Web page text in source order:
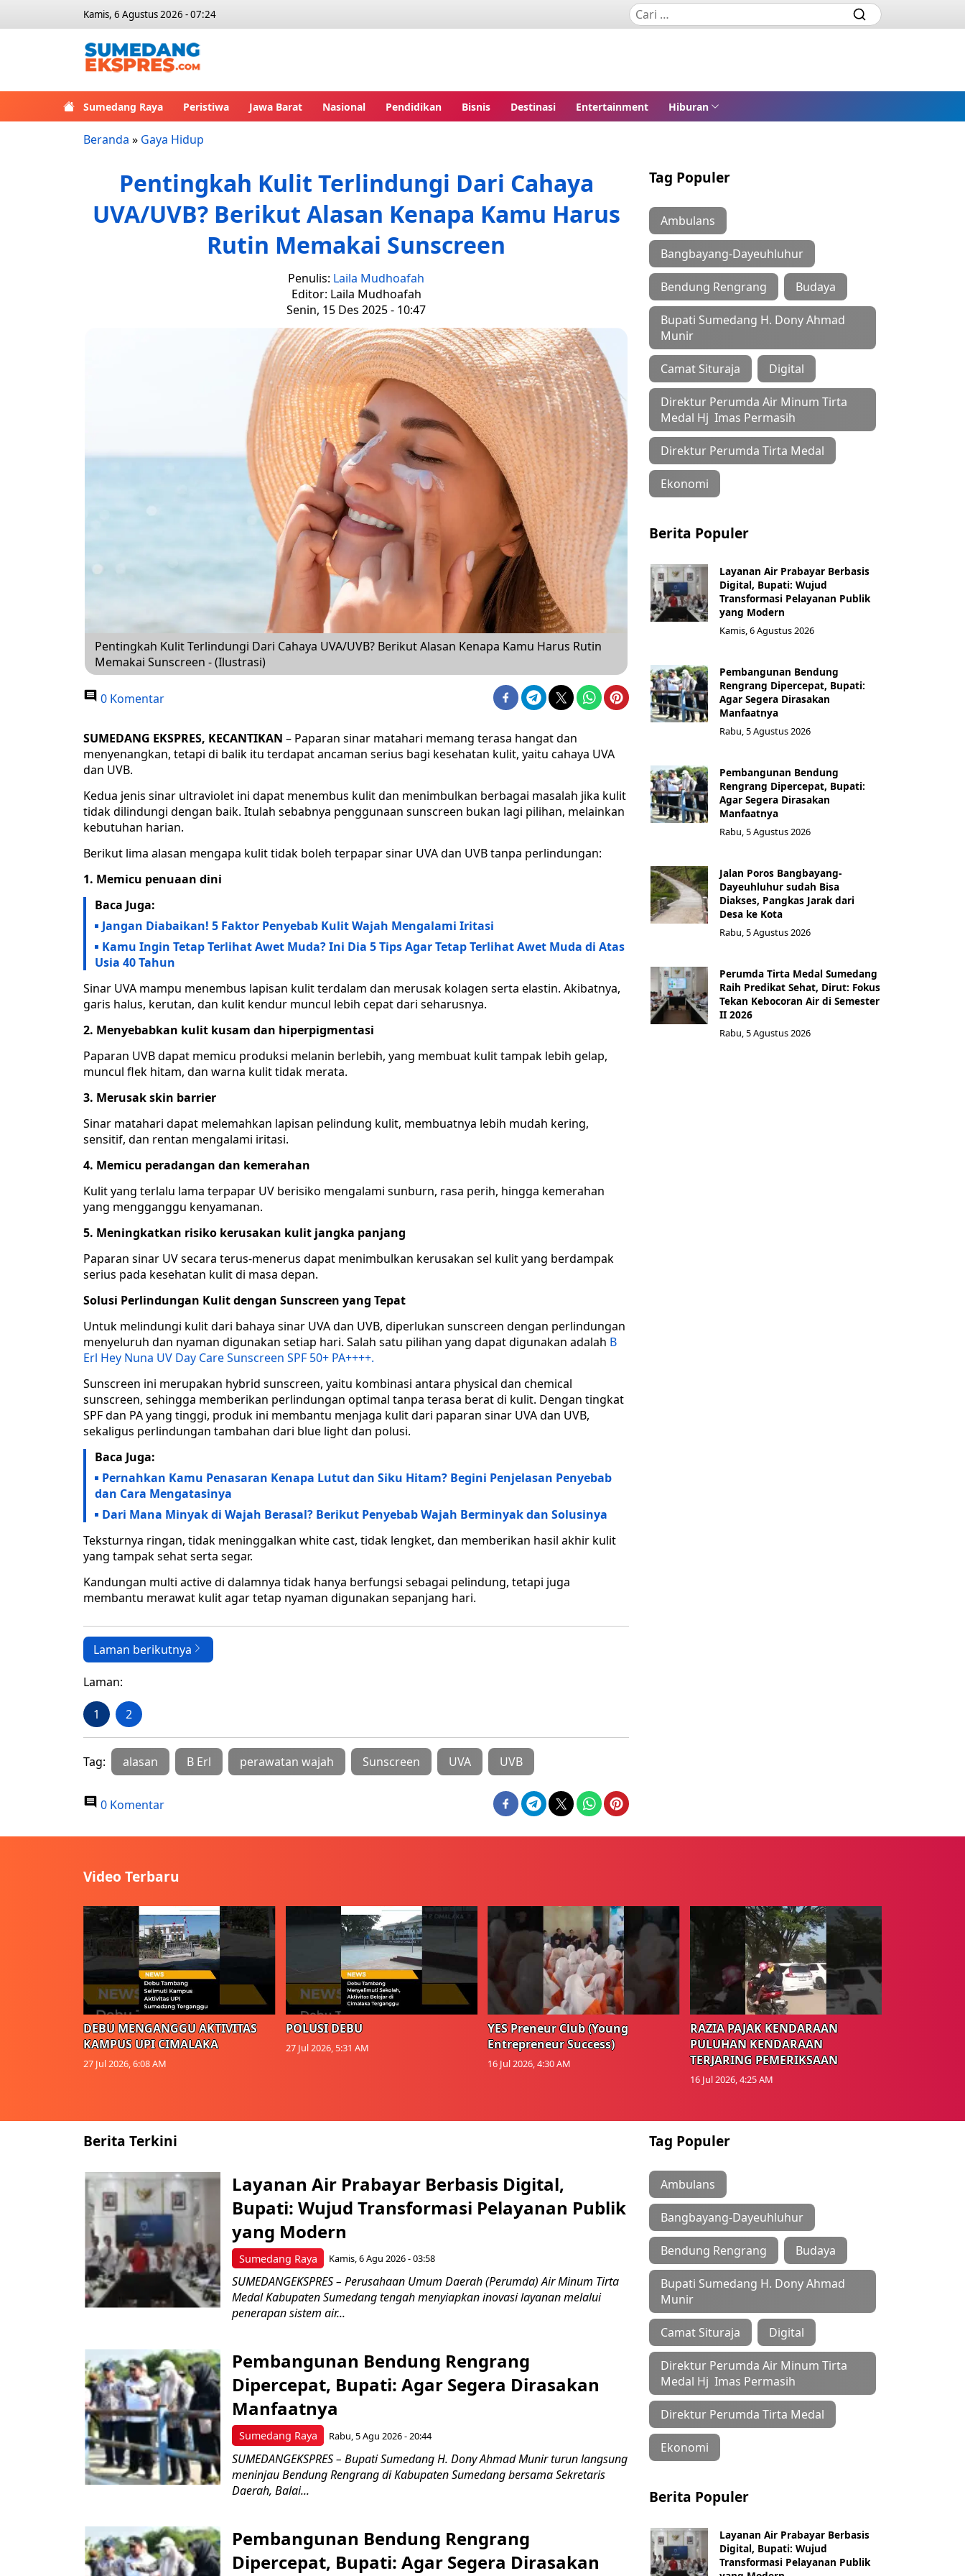
Kamis, 6 Agustus 2026 - 07:24
Sumedang Raya Peristiwa Jawa Barat Nasional Pendidikan Bisnis Destinasi Entertainment Hiburan
Beranda » Gaya Hidup
Pentingkah Kulit Terlindungi Dari Cahaya
UVA/UVB? Berikut Alasan Kenapa Kamu Harus
Rutin Memakai Sunscreen
Penulis: Laila Mudhoafah
Editor: Laila Mudhoafah
Senin, 15 Des 2025 - 10:47
Pentingkah Kulit Terlindungi Dari Cahaya UVA/UVB? Berikut Alasan Kenapa Kamu Harus Rutin
Memakai Sunscreen - (Ilustrasi)
0 Komentar
SUMEDANG EKSPRES, KECANTIKAN – Paparan sinar matahari memang terasa hangat dan
menyenangkan, tetapi di balik itu terdapat ancaman serius bagi kesehatan kulit, yaitu cahaya UVA
dan UVB.
Kedua jenis sinar ultraviolet ini dapat menembus kulit dan menimbulkan berbagai masalah jika kulit
tidak dilindungi dengan baik. Itulah sebabnya penggunaan sunscreen bukan lagi pilihan, melainkan
kebutuhan harian.
Berikut lima alasan mengapa kulit tidak boleh terpapar sinar UVA dan UVB tanpa perlindungan:
1. Memicu penuaan dini
Baca Juga:
Jangan Diabaikan! 5 Faktor Penyebab Kulit Wajah Mengalami Iritasi
Kamu Ingin Tetap Terlihat Awet Muda? Ini Dia 5 Tips Agar Tetap Terlihat Awet Muda di Atas
Usia 40 Tahun
Sinar UVA mampu menembus lapisan kulit terdalam dan merusak kolagen serta elastin. Akibatnya,
garis halus, kerutan, dan kulit kendur muncul lebih cepat dari seharusnya.
2. Menyebabkan kulit kusam dan hiperpigmentasi
Paparan UVB dapat memicu produksi melanin berlebih, yang membuat kulit tampak lebih gelap,
muncul flek hitam, dan warna kulit tidak merata.
3. Merusak skin barrier
Sinar matahari dapat melemahkan lapisan pelindung kulit, membuatnya lebih mudah kering,
sensitif, dan rentan mengalami iritasi.
4. Memicu peradangan dan kemerahan
Kulit yang terlalu lama terpapar UV berisiko mengalami sunburn, rasa perih, hingga kemerahan
yang mengganggu kenyamanan.
5. Meningkatkan risiko kerusakan kulit jangka panjang
Paparan sinar UV secara terus-menerus dapat menimbulkan kerusakan sel kulit yang berdampak
serius pada kesehatan kulit di masa depan.
Solusi Perlindungan Kulit dengan Sunscreen yang Tepat
Untuk melindungi kulit dari bahaya sinar UVA dan UVB, diperlukan sunscreen dengan perlindungan
menyeluruh dan nyaman digunakan setiap hari. Salah satu pilihan yang dapat digunakan adalah B
Erl Hey Nuna UV Day Care Sunscreen SPF 50+ PA++++.
Sunscreen ini merupakan hybrid sunscreen, yaitu kombinasi antara physical dan chemical
sunscreen, sehingga memberikan perlindungan optimal tanpa terasa berat di kulit. Dengan tingkat
SPF dan PA yang tinggi, produk ini membantu menjaga kulit dari paparan sinar UVA dan UVB,
sekaligus perlindungan tambahan dari blue light dan polusi.
Baca Juga:
Pernahkan Kamu Penasaran Kenapa Lutut dan Siku Hitam? Begini Penjelasan Penyebab
dan Cara Mengatasinya
Dari Mana Minyak di Wajah Berasal? Berikut Penyebab Wajah Berminyak dan Solusinya
Teksturnya ringan, tidak meninggalkan white cast, tidak lengket, dan memberikan hasil akhir kulit
yang tampak sehat serta segar.
Kandungan multi active di dalamnya tidak hanya berfungsi sebagai pelindung, tetapi juga
membantu merawat kulit agar tetap nyaman digunakan sepanjang hari.
Laman berikutnya
Laman:
1 2
Tag: alasan B Erl perawatan wajah Sunscreen UVA UVB
0 Komentar
Tag Populer
Ambulans
Bangbayang-Dayeuhluhur
Bendung Rengrang Budaya
Bupati Sumedang H. Dony Ahmad
Munir
Camat Situraja Digital
Direktur Perumda Air Minum Tirta
Medal Hj Imas Permasih
Direktur Perumda Tirta Medal
Ekonomi
Berita Populer
Layanan Air Prabayar Berbasis
Digital, Bupati: Wujud
Transformasi Pelayanan Publik
yang Modern
Kamis, 6 Agustus 2026
Pembangunan Bendung
Rengrang Dipercepat, Bupati:
Agar Segera Dirasakan
Manfaatnya
Rabu, 5 Agustus 2026
Pembangunan Bendung
Rengrang Dipercepat, Bupati:
Agar Segera Dirasakan
Manfaatnya
Rabu, 5 Agustus 2026
Jalan Poros Bangbayang-
Dayeuhluhur sudah Bisa
Diakses, Pangkas Jarak dari
Desa ke Kota
Rabu, 5 Agustus 2026
Perumda Tirta Medal Sumedang
Raih Predikat Sehat, Dirut: Fokus
Tekan Kebocoran Air di Semester
II 2026
Rabu, 5 Agustus 2026
Video Terbaru
DEBU MENGANGGU AKTIVITAS
KAMPUS UPI CIMALAKA
27 Jul 2026, 6:08 AM
POLUSI DEBU
27 Jul 2026, 5:31 AM
YES Preneur Club (Young
Entrepreneur Success)
16 Jul 2026, 4:30 AM
RAZIA PAJAK KENDARAAN
PULUHAN KENDARAAN
TERJARING PEMERIKSAAN
16 Jul 2026, 4:25 AM
Berita Terkini
Sumedang Raya
Layanan Air Prabayar Berbasis Digital,
Bupati: Wujud Transformasi Pelayanan Publik
yang Modern
Kamis, 6 Agu 2026 - 03:58
SUMEDANGEKSPRES – Perusahaan Umum Daerah (Perumda) Air Minum Tirta
Medal Kabupaten Sumedang tengah menyiapkan inovasi layanan melalui
penerapan sistem air...
Sumedang Raya
Pembangunan Bendung Rengrang
Dipercepat, Bupati: Agar Segera Dirasakan
Manfaatnya
Rabu, 5 Agu 2026 - 20:44
SUMEDANGEKSPRES – Bupati Sumedang H. Dony Ahmad Munir turun langsung
meninjau Bendung Rengrang di Kabupaten Sumedang bersama Sekretaris
Daerah, Balai...
Pembangunan Bendung Rengrang
Dipercepat, Bupati: Agar Segera Dirasakan
Tag Populer
Ambulans
Bangbayang-Dayeuhluhur
Bendung Rengrang Budaya
Bupati Sumedang H. Dony Ahmad
Munir
Camat Situraja Digital
Direktur Perumda Air Minum Tirta
Medal Hj Imas Permasih
Direktur Perumda Tirta Medal
Ekonomi
Berita Populer
Layanan Air Prabayar Berbasis
Digital, Bupati: Wujud
Transformasi Pelayanan Publik